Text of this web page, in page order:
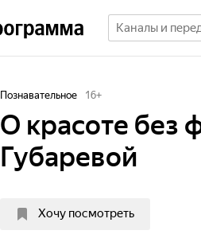
Познавательное 16+
О красоте без
Губаревой
Хочу посмотреть